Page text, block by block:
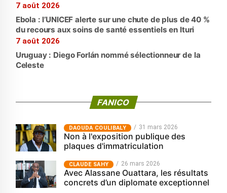
7 août 2026
Ebola : l’UNICEF alerte sur une chute de plus de 40 %
du recours aux soins de santé essentiels en Ituri
7 août 2026
Uruguay : Diego Forlán nommé sélectionneur de la
Celeste
FANICO
‎DAOUDA COULIBALY 31 mars 2026
Non à l'exposition publique des
plaques d'immatriculation
CLAUDE SAHY 26 mars 2026
Avec Alassane Ouattara, les résultats
concrets d’un diplomate exceptionnel